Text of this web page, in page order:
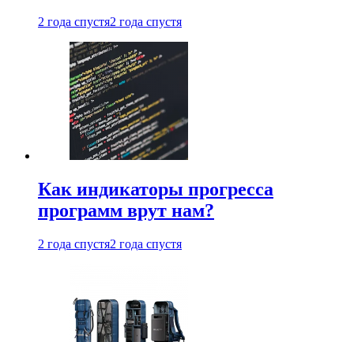
2 года спустя2 года спустя
Как индикаторы прогресса
программ врут нам?
2 года спустя2 года спустя